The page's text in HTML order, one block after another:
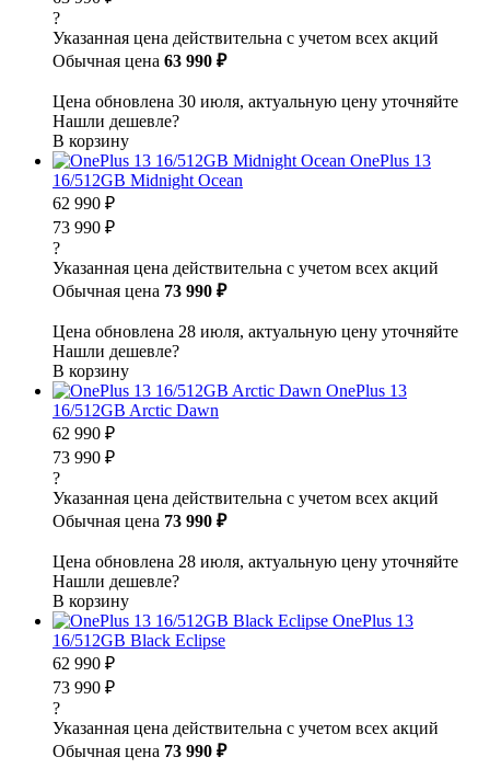
?
Указанная цена действительна с учетом всех акций
Обычная цена 63 990 ₽
Цена обновлена 30 июля, актуальную цену уточняйте
Нашли дешевле?
В корзину
OnePlus 13
16/512GB Midnight Ocean
62 990 ₽
73 990 ₽
?
Указанная цена действительна с учетом всех акций
Обычная цена 73 990 ₽
Цена обновлена 28 июля, актуальную цену уточняйте
Нашли дешевле?
В корзину
OnePlus 13
16/512GB Arctic Dawn
62 990 ₽
73 990 ₽
?
Указанная цена действительна с учетом всех акций
Обычная цена 73 990 ₽
Цена обновлена 28 июля, актуальную цену уточняйте
Нашли дешевле?
В корзину
OnePlus 13
16/512GB Black Eclipse
62 990 ₽
73 990 ₽
?
Указанная цена действительна с учетом всех акций
Обычная цена 73 990 ₽